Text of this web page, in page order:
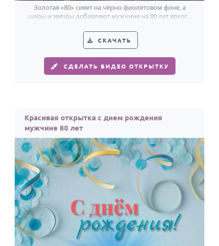
Золотая «80» сияет на чёрно-фиолетовом фоне, а
шары и звёзды добавляют мужчине на 80 лет яркого
СКАЧАТЬ
СДЕЛАТЬ ВИДЕО ОТКРЫТКУ
Красивая открытка с днем рождения
мужчине 80 лет